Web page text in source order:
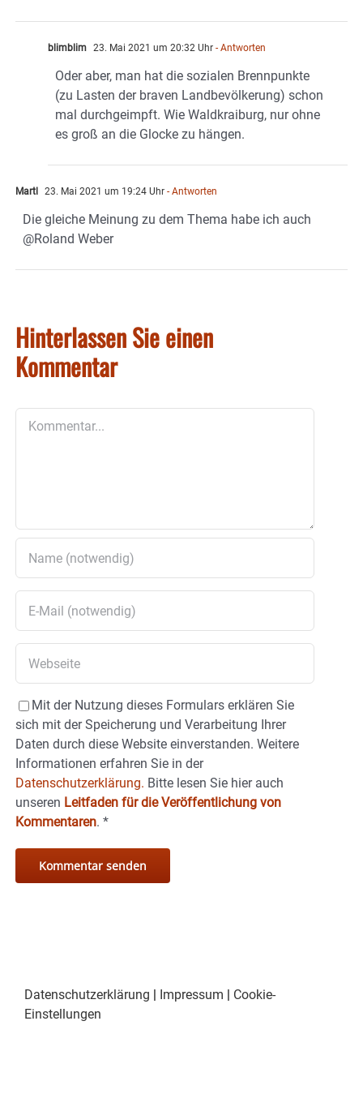
blimblim 23. Mai 2021 um 20:32 Uhr - Antworten
Oder aber, man hat die sozialen Brennpunkte
(zu Lasten der braven Landbevölkerung) schon
mal durchgeimpft. Wie Waldkraiburg, nur ohne
es groß an die Glocke zu hängen.
Martl 23. Mai 2021 um 19:24 Uhr - Antworten
Die gleiche Meinung zu dem Thema habe ich auch
@Roland Weber
Hinterlassen Sie einen
Kommentar
Mit der Nutzung dieses Formulars erklären Sie
sich mit der Speicherung und Verarbeitung Ihrer
Daten durch diese Website einverstanden. Weitere
Informationen erfahren Sie in der
Datenschutzerklärung. Bitte lesen Sie hier auch
unseren Leitfaden für die Veröffentlichung von
Kommentaren. *
Datenschutzerklärung Impressum
Cookie-
Einstellungen